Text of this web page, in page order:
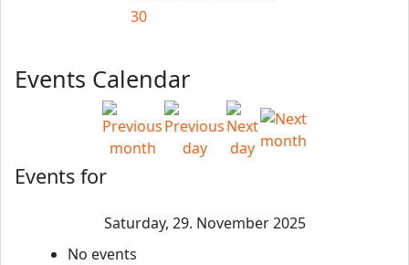
30
Events Calendar
Events for
Saturday, 29. November 2025
No events